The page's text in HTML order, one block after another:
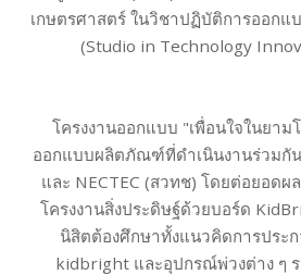
เกษตรศาสตร์ ในวิชาปฏิบัติการออกแ
(Studio in Technology
โครงงานออกแบบ "เพื่อนใจในยาม
ออกแบบผลิตภัณฑ์ที่ดำเนินงานร่วมกัน
และ NECTEC (สวทช) โดยต่อยอดผ
โครงงานสิ่งประดิษฐ์ด้วยบอร์ด
นิสิตต้องศึกษาทั้งแนวคิดการประ
kidbright และอุปกรณ์พ่วงต่าง ๆ